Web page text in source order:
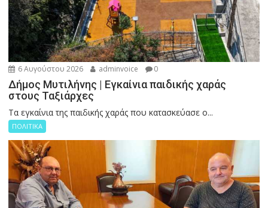
6 Αυγούστου 2026 adminvoice 0
Δήμος Μυτιλήνης | Εγκαίνια παιδικής χαράς
στους Ταξιάρχες
Tα εγκαίνια της παιδικής χαράς που κατασκεύασε ο...
ΠΟΛΙΤΙΚΑ